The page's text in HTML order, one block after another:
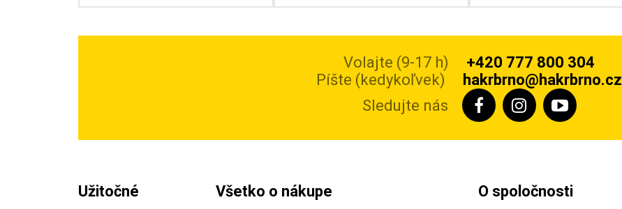
Volajte (9-17 h)
+420 777 800 304
Píšte (kedykoľvek)
hakrbrno@hakrbrno.cz
Sledujte nás
Užitočné Všetko o nákupe O spoločnosti